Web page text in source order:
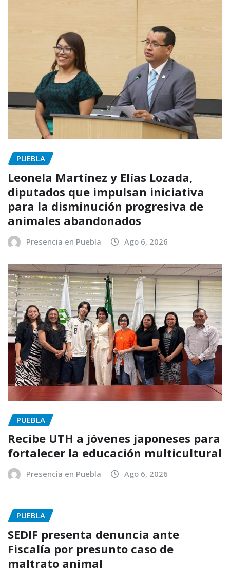
PUEBLA
Leonela Martínez y Elías Lozada,
diputados que impulsan iniciativa
para la disminución progresiva de
animales abandonados
Presencia en Puebla Ago 6, 2026
PUEBLA
Recibe UTH a jóvenes japoneses para
fortalecer la educación multicultural
Presencia en Puebla Ago 6, 2026
PUEBLA
SEDIF presenta denuncia ante
Fiscalía por presunto caso de
maltrato animal